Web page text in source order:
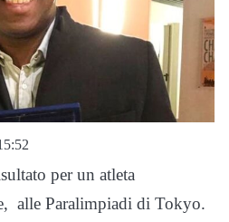
per un atleta
alle Paralimpiadi di Tokyo.